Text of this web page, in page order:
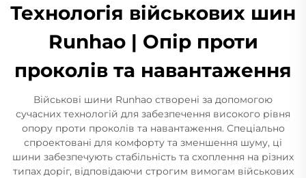
Технологія військових шин
Runhao | Опір проти
проколів та навантаження
Військові шини Runhao створені за допомогою
сучасних технологій для забезпечення високого рівня
опору проти проколів та навантаження. Спеціально
спроектовані для комфорту та зменшення шуму, ці
шини забезпечують стабільність та схоплення на різних
типах доріг, відповідаючи строгим вимогам військових